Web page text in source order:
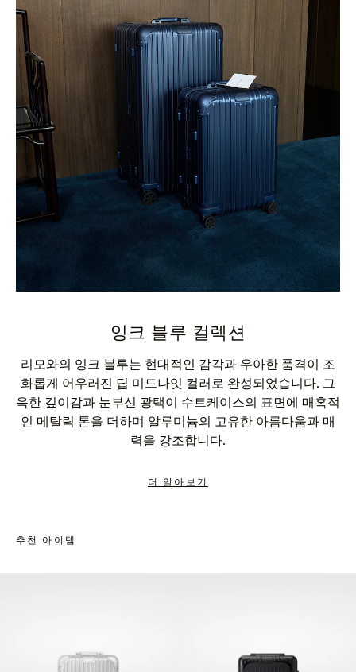
잉크 블루 컬렉션
리모와의 잉크 블루는 현대적인 감각과 우아한 품격이 조
화롭게 어우러진 딥 미드나잇 컬러로 완성되었습니다. 그
윽한 깊이감과 눈부신 광택이 수트케이스의 표면에 매혹적
인 메탈릭 톤을 더하며 알루미늄의 고유한 아름다움과 매
력을 강조합니다.
더 알아보기
추천 아이템